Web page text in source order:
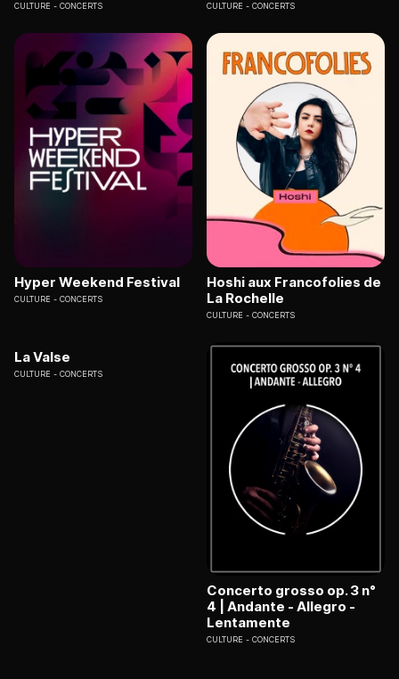
CULTURE CONCERTS CULTURE CONCERTS
Hyper Weekend Festival
CULTURE CONCERTS
Hoshi aux Francofolies de
La Rochelle
CULTURE CONCERTS
La Valse
CULTURE CONCERTS
Concerto grosso op. 3 n°
4 | Andante - Allegro -
Lentamente
CULTURE CONCERTS